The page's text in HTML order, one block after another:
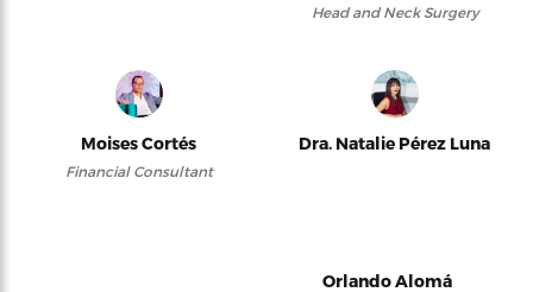
Head and Neck Surgery
Moises Cortés
Financial Consultant
Dra. Natalie Pérez Luna
Orlando Alomá